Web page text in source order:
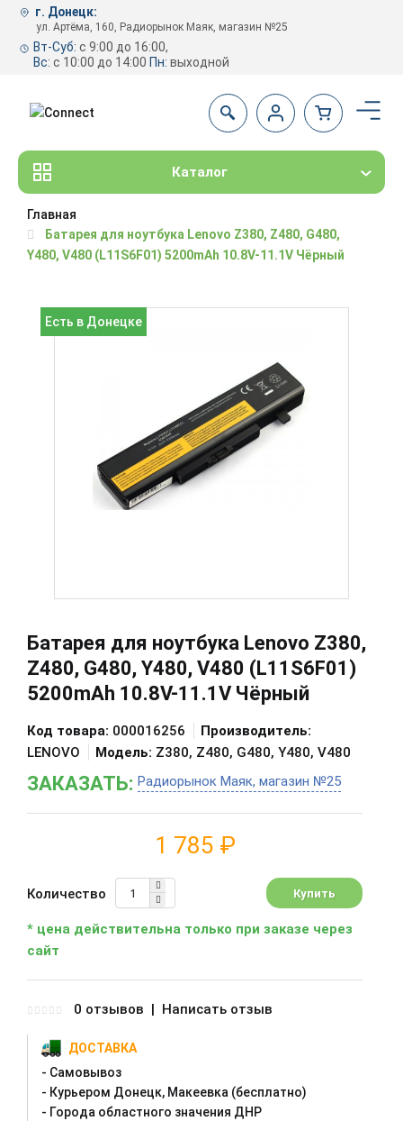
г. Донецк:
ул. Артёма, 160, Радиорынок Маяк, магазин №25
Вт-Суб: с 9:00 до 16:00,
Вс: с 10:00 до 14:00 Пн: выходной
Каталог
Главная
Батарея для ноутбука Lenovo Z380, Z480, G480,
Y480, V480 (L11S6F01) 5200mAh 10.8V-11.1V Чёрный
Есть в Донецке
Батарея для ноутбука Lenovo Z380,
Z480, G480, Y480, V480 (L11S6F01)
5200mAh 10.8V-11.1V Чёрный
Код товара: 000016256
Производитель:
LENOVO
Модель: Z380, Z480, G480, Y480, V480
ЗАКАЗАТЬ: Радиорынок Маяк, магазин №25
1 785 ₽
Количество
* цена действительна только при заказе через
сайт
0 отзывов | Написать отзыв
ДОСТАВКА
- Самовывоз
- Курьером Донецк, Макеевка (бесплатно)
- Города областного значения ДНР